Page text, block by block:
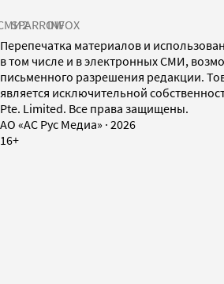
SPARROWINFOX
Перепечатка материалов и
в том числе и в электронных СМИ,
письменного разрешения редакции.
является исключительной
Pte. Limited. Все права защищены.
AO «АС Рус Медиа» · 2026
16+